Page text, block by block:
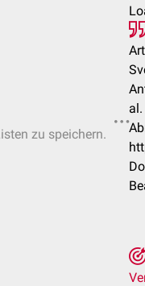
zu speichern.
al.